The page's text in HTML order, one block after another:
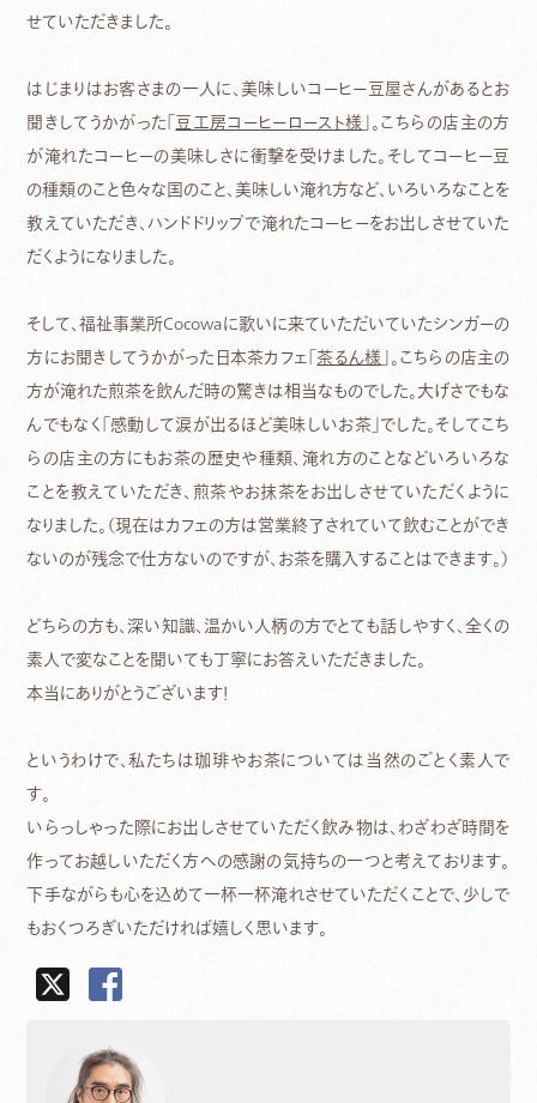
せていただきました。
はじまりはお客さまの一人に、美味しいコーヒー豆屋さんがあるとお
聞きしてうかがった「豆工房コーヒーロースト様 」。こちらの店主の方
が淹れたコーヒーの美味しさに衝撃を受けました。そしてコーヒー豆
の種類のこと色々な国のこと、美味しい淹れ方など、いろいろなことを
教えていただき、ハンドドリップで淹れたコーヒーをお出しさせていた
だくようになりました。
そして、福祉事業所Cocowaに歌いに来ていただいていたシンガーの
方にお聞きしてうかがった日本茶カフェ「茶るん様 」。こちらの店主の
方が淹れた煎茶を飲んだ時の驚きは相当なものでした。大げさでもな
んでもなく「感動して涙が出るほど美味しいお茶」でした。そしてこち
らの店主の方にもお茶の歴史や種類、淹れ方のことなどいろいろな
ことを教えていただき、煎茶やお抹茶をお出しさせていただくように
なりました。（現在はカフェの方は営業終了されていて飲むことができ
ないのが残念で仕方ないのですが、お茶を購入することはできます。）
どちらの方も、深い知識、温かい人柄の方でとても話しやすく、全くの
素人で変なことを聞いても丁寧にお答えいただきました。
本当にありがとうございます！
というわけで、私たちは珈琲やお茶については当然のごとく素人で
す。
いらっしゃった際にお出しさせていただく飲み物は、わざわざ時間を
作ってお越しいただく方への感謝の気持ちの一つと考えております。
下手ながらも心を込めて一杯一杯淹れさせていただくことで、少しで
もおくつろぎいただければ嬉しく思います。